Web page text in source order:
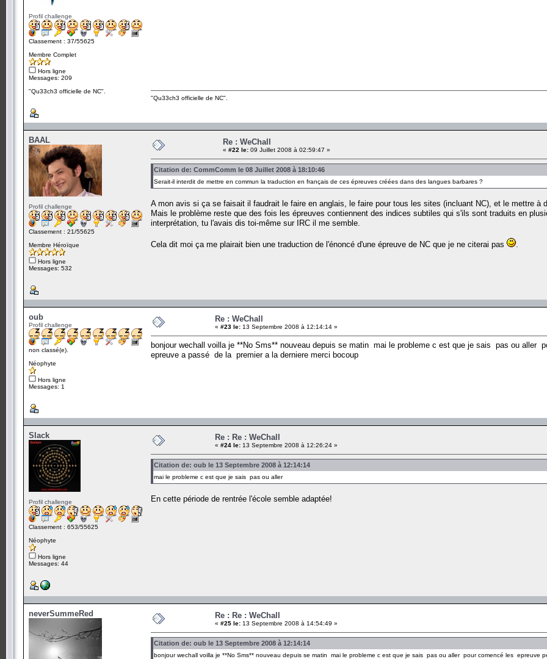
Profil challenge
Classement : 37/55625
Membre Complet
Hors ligne
Messages: 209
"Qu33ch3 officielle de NC".
"Qu33ch3 officielle de NC".
BAAL
Profil challenge
Classement : 21/55625
Membre Héroïque
Hors ligne
Messages: 532
Re : WeChall
« #22 le: 09 Juillet 2008 à 02:59:47 »
Citation de: CommComm le 08 Juillet 2008 à 18:10:46
Serait-il interdit de mettre en commun la traduction en français de ces épreuves créées dans des langues barbares ?
A mon avis si ça se faisait il faudrait le faire en anglais, le faire pour tous les sites (incluant NC), et le mettre à
Mais le problème reste que des fois les épreuves contiennent des indices subtiles qui s'ils sont traduits en
interprétation, tu l'avais dis toi-même sur IRC il me semble.
Cela dit moi ça me plairait bien une traduction de l'énoncé d'une épreuve de NC que je ne citerai pas
oub
Profil challenge
non classé(e).
Néophyte
Hors ligne
Messages: 1
Re : WeChall
« #23 le: 13 Septembre 2008 à 12:14:14 »
bonjour wechall voilla je **No Sms** nouveau depuis se matin mai le probleme c est que je sais pas ou aller
epreuve a passé de la premier a la derniere merci bocoup
Slack
Profil challenge
Classement : 653/55625
Néophyte
Hors ligne
Messages: 44
Re : Re : WeChall
« #24 le: 13 Septembre 2008 à 12:26:24 »
Citation de: oub le 13 Septembre 2008 à 12:14:14
mai le probleme c est que je sais pas ou aller
En cette période de rentrée l'école semble adaptée!
neverSummeRed Re : Re : WeChall
« #25 le: 13 Septembre 2008 à 14:54:49 »
Citation de: oub le 13 Septembre 2008 à 12:14:14
bonjour wechall voilla je **No Sms** nouveau depuis se matin mai le probleme c est que je sais pas ou aller pour comencé les